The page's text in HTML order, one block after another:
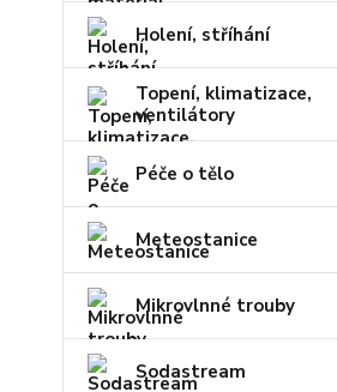
Holení, stříhání
Topení, klimatizace,
ventilátory
Péče o tělo
Meteostanice
Mikrovlnné trouby
Sodastream